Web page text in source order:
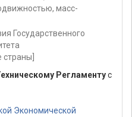
масс-
Государственного
страны]
Регламентус
Экономической